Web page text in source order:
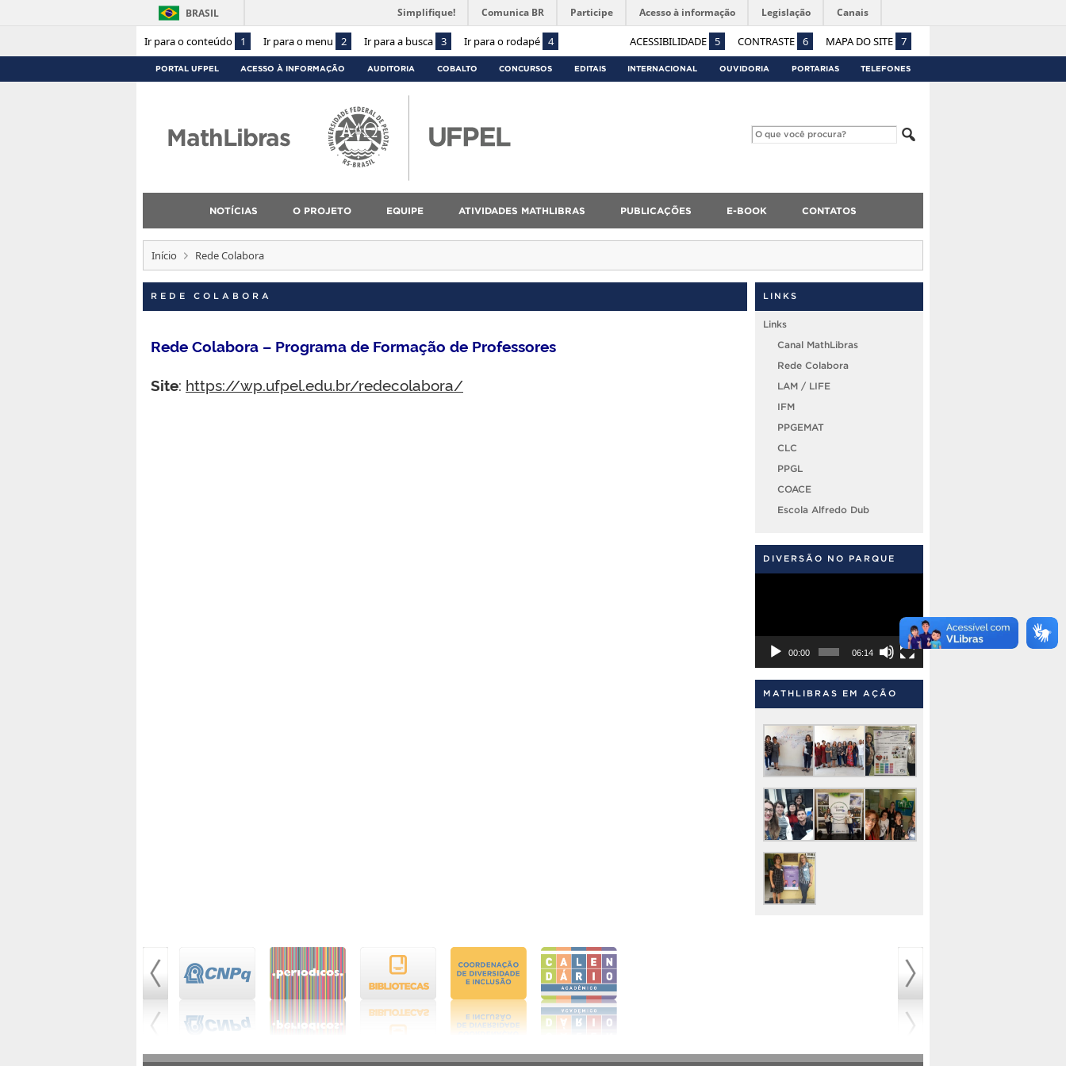
Ir para o conteúdo 1 Ir para o menu 2 Ir para a busca 3 Ir para o rodapé 4 ACESSIBILIDADE 5 CONTRASTE 6 MAPA DO SITE 7
BRASIL Simplifique! Comunica BR Participe Acesso à informação Legislação Canais
PORTAL UFPEL ACESSO À INFORMAÇÃO AUDITORIA COBALTO CONCURSOS EDITAIS INTERNACIONAL OUVIDORIA PORTARIAS TELEFONES
MathLibras
NOTÍCIAS O PROJETO EQUIPE ATIVIDADES MATHLIBRAS PUBLICAÇÕES E-BOOK CONTATOS
Início Rede Colabora
REDE COLABORA
Rede Colabora – Programa de Formação de Professores
Site: https://wp.ufpel.edu.br/redecolabora/
LINKS
Links
Canal MathLibras
Rede Colabora
LAM / LIFE
IFM
PPGEMAT
CLC
PPGL
COACE
Escola Alfredo Dub
DIVERSÃO NO PARQUE
00:00 06:14
MATHLIBRAS EM AÇÃO